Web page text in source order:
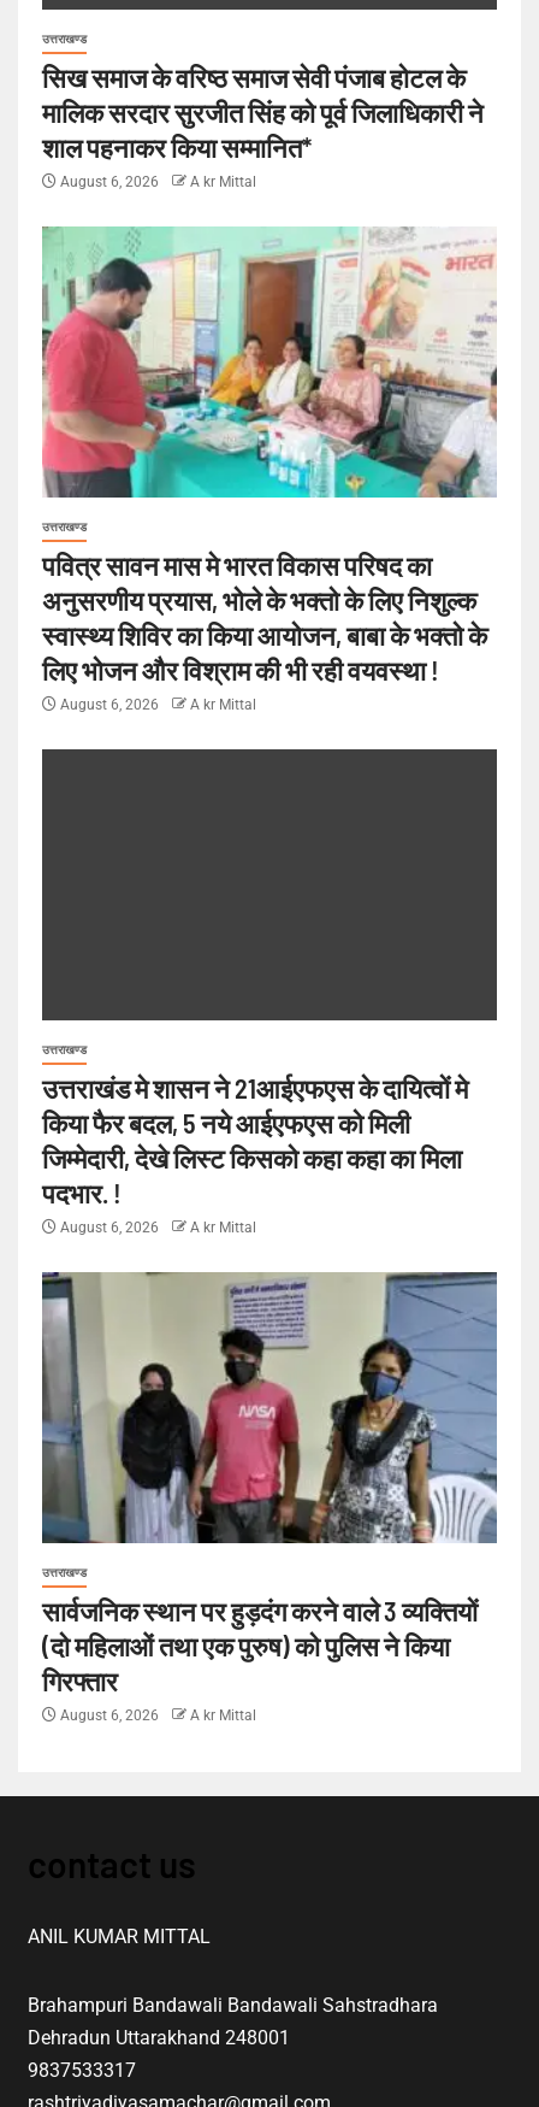
उत्तराखण्ड
सिख समाज के वरिष्ठ समाज सेवी पंजाब होटल के
मालिक सरदार सुरजीत सिंह को पूर्व जिलाधिकारी ने
शाल पहनाकर किया सम्मानित*
August 6, 2026 A kr Mittal
उत्तराखण्ड
पवित्र सावन मास मे भारत विकास परिषद का
अनुसरणीय प्रयास, भोले के भक्तो के लिए निशुल्क
स्वास्थ्य शिविर का किया आयोजन, बाबा के भक्तो के
लिए भोजन और विश्राम की भी रही वयवस्था !
August 6, 2026 A kr Mittal
उत्तराखण्ड
उत्तराखंड मे शासन ने 21आईएफएस के दायित्वों मे
किया फैर बदल, 5 नये आईएफएस को मिली
जिम्मेदारी, देखे लिस्ट किसको कहा कहा का मिला
पदभार. !
August 6, 2026 A kr Mittal
उत्तराखण्ड
सार्वजनिक स्थान पर हुड़दंग करने वाले 3 व्यक्तियों
(दो महिलाओं तथा एक पुरुष) को पुलिस ने किया
गिरफ्तार
August 6, 2026 A kr Mittal
contact us
ANIL KUMAR MITTAL
Brahampuri Bandawali Bandawali Sahstradhara
Dehradun Uttarakhand 248001
9837533317